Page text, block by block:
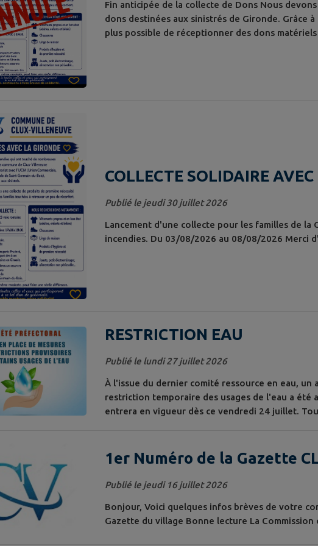
Fin anticipée de la collecte de Dons Nous
dons destinées aux sinistrés de Gironde. Grâce
plus possible de réceptionner des dons matériels
COLLECTE SOLIDAIRE
Publié le jeudi 30 juillet 2026
Lancement d'une collecte pour les familles de la
incendies. Du 03/08/2026 au 08/08/2026 Merci
RESTRICTION EAU
Publié le lundi 27 juillet 2026
À l'issue du dernier comité ressource en eau, un
restriction temporaire des usages de l'eau a été
entrera en vigueur dès ce vendredi 24 juillet.
adaptation-...
1er Numéro de la Gazette
VILLENEVOISE
Publié le jeudi 16 juillet 2026
Bonjour, Voici quelques infos brèves de votre
Gazette du village Bonne lecture La Commission